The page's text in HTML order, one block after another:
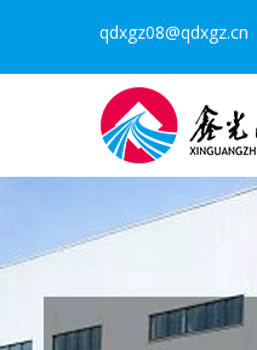
qdxgz08@qdxgz.cn